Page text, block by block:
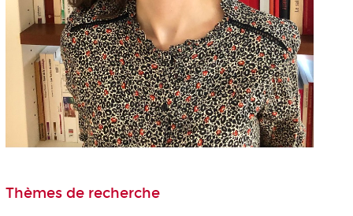
Thèmes de recherche